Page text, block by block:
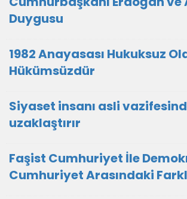
Duygusu
1982 Anayasası Hukuksuz
Hükümsüzdür
Siyaset insanı asli
uzaklaştırır
Faşist Cumhuriyet İle
Cumhuriyet Arasındaki